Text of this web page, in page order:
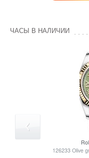
ЧАСЫ В НАЛИЧИИ
126233 Olive